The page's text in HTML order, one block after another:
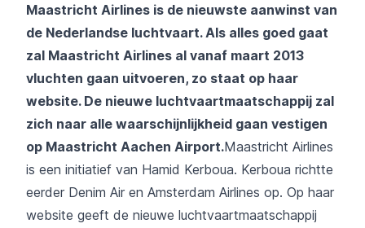
Maastricht Airlines is de nieuwste aanwinst van
de Nederlandse luchtvaart.Als alles goed gaat
zal Maastricht Airlines al vanaf maart 2013
vluchten gaan uitvoeren, zo staat op haar
website. De nieuwe luchtvaartmaatschappij zal
zich naar alle waarschijnlijkheid gaan vestigen
op Maastricht Aachen Airport.Maastricht Airlines
is een initiatief van Hamid Kerboua. Kerboua richtte
eerder Denim Air en Amsterdam Airlines op. Op haar
website geeft de nieuwe luchtvaartmaatschappij